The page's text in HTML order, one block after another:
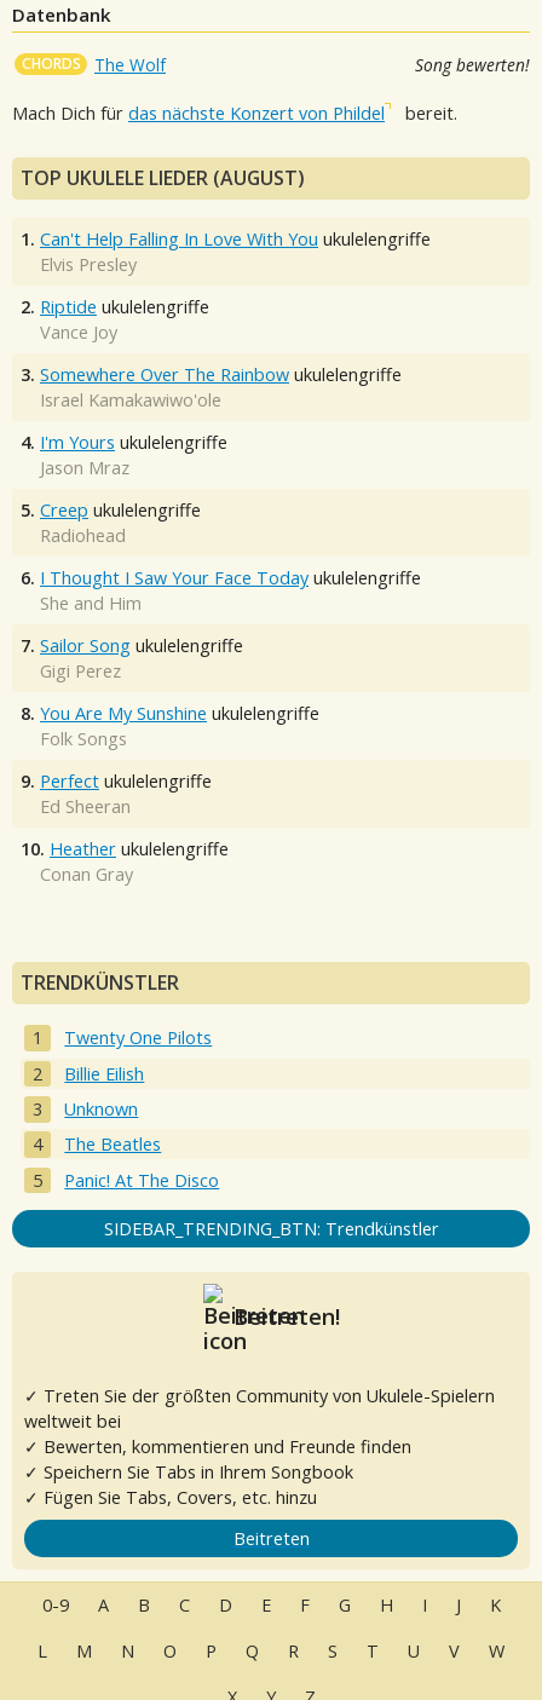
Datenbank
CHORDS The Wolf Song bewerten!
Mach Dich für das nächste Konzert von Phildel bereit.
TOP UKULELE LIEDER (AUGUST)
1. Can't Help Falling In Love With You ukulelengriffe
Elvis Presley
2. Riptide ukulelengriffe
Vance Joy
3. Somewhere Over The Rainbow ukulelengriffe
Israel Kamakawiwo'ole
4. I'm Yours ukulelengriffe
Jason Mraz
5. Creep ukulelengriffe
Radiohead
6. I Thought I Saw Your Face Today ukulelengriffe
She and Him
7. Sailor Song ukulelengriffe
Gigi Perez
8. You Are My Sunshine ukulelengriffe
Folk Songs
9. Perfect ukulelengriffe
Ed Sheeran
10. Heather ukulelengriffe
Conan Gray
TRENDKÜNSTLER
Twenty One Pilots
Billie Eilish
Unknown
The Beatles
Panic! At The Disco
SIDEBAR_TRENDING_BTN: Trendkünstler
Beitreten!
✓ Treten Sie der größten Community von Ukulele-Spielern
weltweit bei
✓ Bewerten, kommentieren und Freunde finden
✓ Speichern Sie Tabs in Ihrem Songbook
✓ Fügen Sie Tabs, Covers, etc. hinzu
Beitreten
0-9 A B C D E F G H I J
K
L
M N O P Q R S T U V
W